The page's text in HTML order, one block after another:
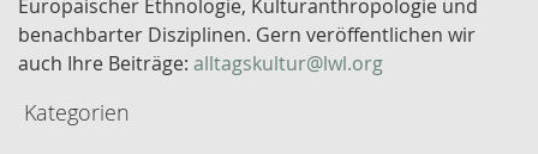
w
o
Europäischer Ethnologie, Kulturanthropologie und
benachbarter Disziplinen. Gern veröffentlichen wir
auch Ihre Beiträge: alltagskultur@lwl.org
Kategorien